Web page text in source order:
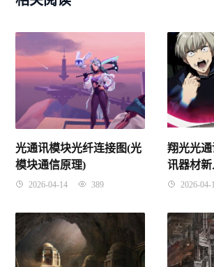
光通讯模块光纤连接图(光
模块通信原理)
2026-04-14 389
翔光光
讯器材
2026-04-